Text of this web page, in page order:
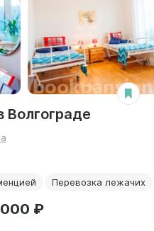
Волгограде
Перевозка лежачих
₽